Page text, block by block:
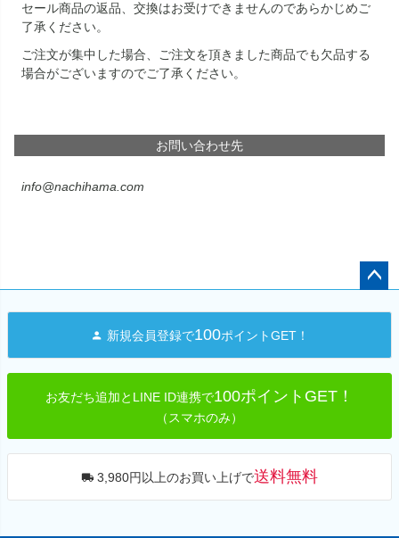
セール商品の返品、交換はお受けできませんのであらかじめご
了承ください。
ご注文が集中した場合、ご注文を頂きました商品でも欠品する
場合がございますのでご了承ください。
お問い合わせ先
info@nachihama.com
へ
新規会員登録で100ポイントGET！
お友だち追加とLINE ID連携で100ポイントGET！
（スマホのみ）
3,980円以上のお買い上げで送料無料